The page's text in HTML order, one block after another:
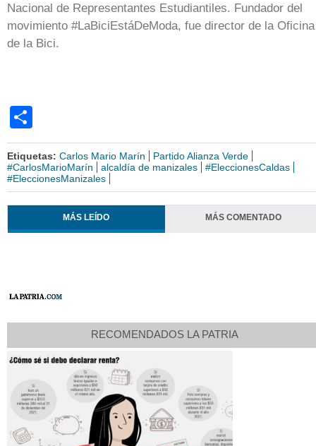
Nacional de Representantes Estudiantiles. Fundador del
movimiento #LaBiciEstáDeModa, fue director de la Oficina
de la Bici.
Etiquetas: Carlos Mario Marín
Partido Alianza Verde
#CarlosMarioMarín
alcaldía de manizales
#EleccionesCaldas
#EleccionesManizales
MÁS LEÍDO MÁS COMENTADO
RECOMENDADOS LA PATRIA